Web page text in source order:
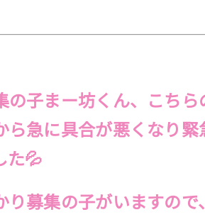
の子まー坊くん、こちら
ら急に具合が悪くなり緊
た💦
り募集の子がいますので